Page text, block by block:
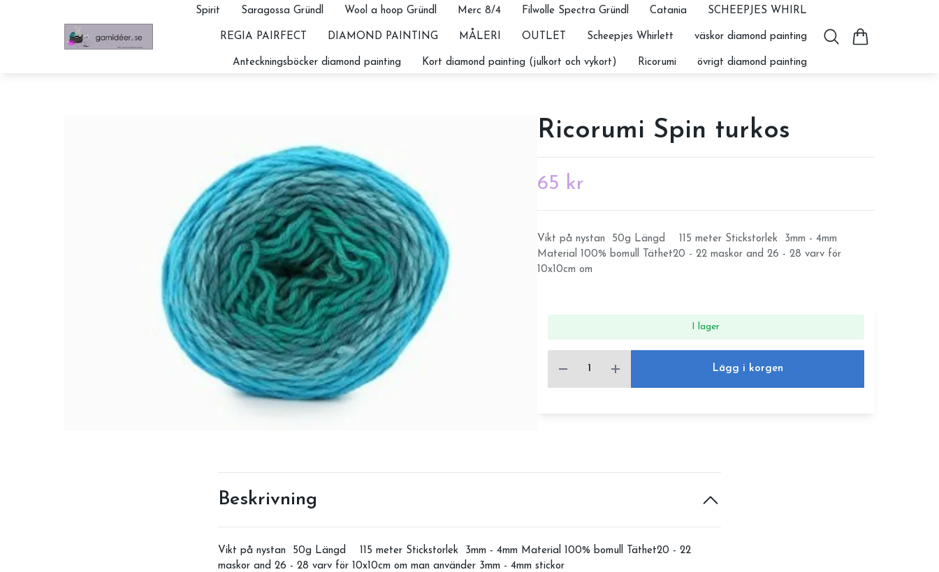
Spirit Saragossa Gründl Wool a hoop Gründl Merc 8/4 Filwolle Spectra Gründl Catania SCHEEPJES WHIRL
REGIA PAIRFECT DIAMOND PAINTING MÅLERI OUTLET Scheepjes Whirlett väskor diamond painting
Anteckningsböcker diamond painting Kort diamond painting (julkort och vykort) Ricorumi övrigt diamond painting
Ricorumi Spin turkos
65 kr
Vikt på nystan 50g Längd 115 meter Stickstorlek 3mm - 4mm
Material 100% bomull Täthet20 - 22 maskor and 26 - 28 varv för
10x10cm om
I lager
Lägg i korgen
Beskrivning
Vikt på nystan 50g Längd 115 meter Stickstorlek 3mm - 4mm Material 100% bomull Täthet20 - 22
maskor and 26 - 28 varv för 10x10cm om man använder 3mm - 4mm stickor